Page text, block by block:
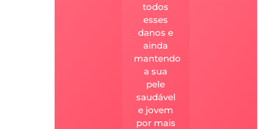
todos
esses
danos e
ainda
mantendo
a sua
pele
saudável
e jovem
por mais